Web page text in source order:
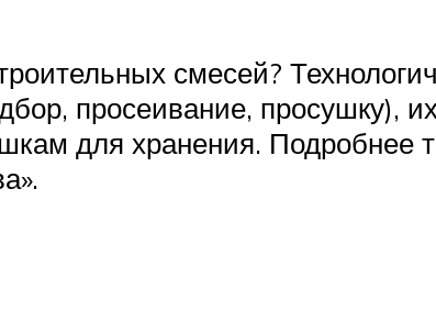
смесей?
просеивание, просушку),
для хранения. Подробнее